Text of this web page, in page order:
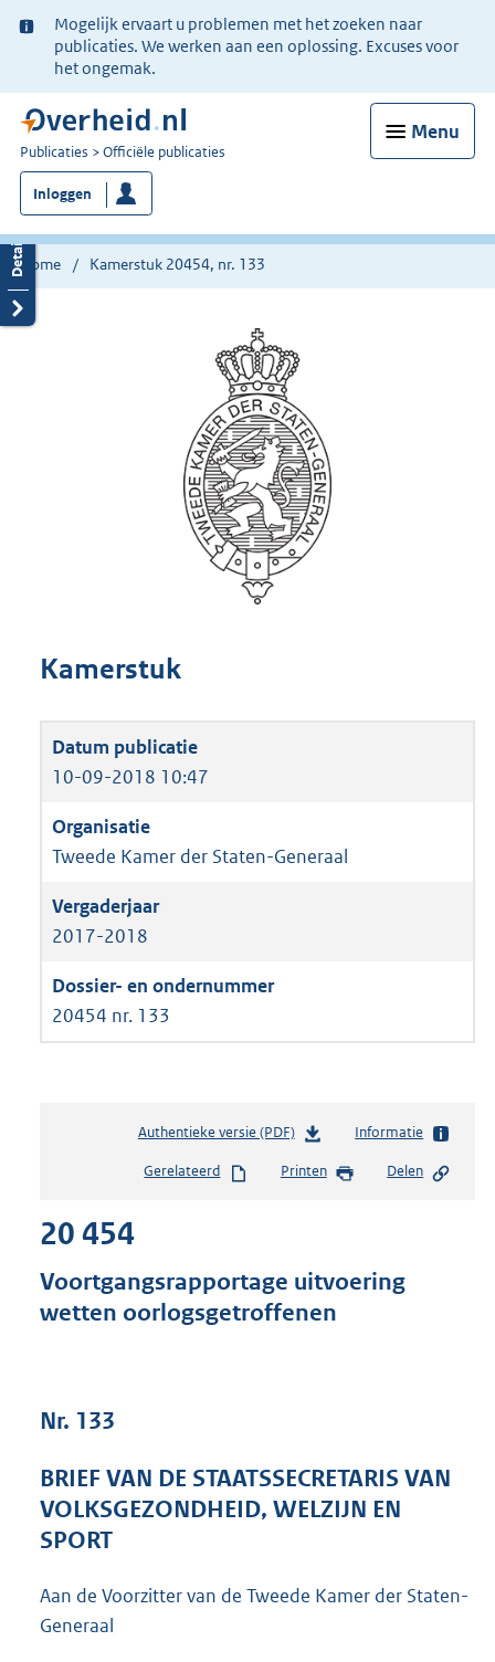
Ter
informatie:
Mogelijk ervaart u problemen met het zoeken naar
publicaties. We werken aan een oplossing. Excuses voor
het ongemak.
Menu
U
bent
nu
hier:
Publicaties Officiële publicaties
Inloggen
Home Kamerstuk 20454, nr. 133
Kamerstuk
10-09-2018 10:47
Tweede Kamer der Staten-Generaal
2017-2018
20454 nr. 133
Authentieke versie (PDF)b
s
s
g
:
3
Informatie
Gerelateerd Printen Delen
20 454
Voortgangsrapportage uitvoering
wetten oorlogsgetroffenen
Nr. 133
BRIEF VAN DE STAATSSECRETARIS VAN
VOLKSGEZONDHEID, WELZIJN EN
SPORT
Aan de Voorzitter van de Tweede Kamer der Staten-
Generaal